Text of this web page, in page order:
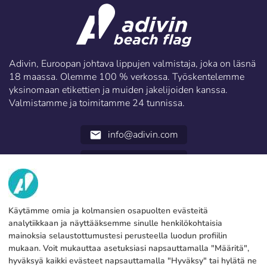
Adivin, Euroopan johtava lippujen valmistaja, joka on läsnä
18 maassa. Olemme 100 % verkossa. Työskentelemme
yksinomaan etikettien ja muiden jakelijoiden kanssa.
Valmistamme ja toimitamme 24 tunnissa.
email info@adivin.com
TIETOA MEISTÄ
Tehdas
Ota yhteyttä
Blog
PALVELUT
Maksutavat
OIKEUDELLISET TIEDOT
Oikeudellinen huomautus
Käytämme omia ja kolmansien osapuolten evästeitä
analytiikkaan ja näyttääksemme sinulle henkilökohtaisia
mainoksia selaustottumustesi perusteella luodun profiilin
mukaan. Voit mukauttaa asetuksiasi napsauttamalla "Määritä",
hyväksyä kaikki evästeet napsauttamalla "Hyväksy" tai hylätä ne